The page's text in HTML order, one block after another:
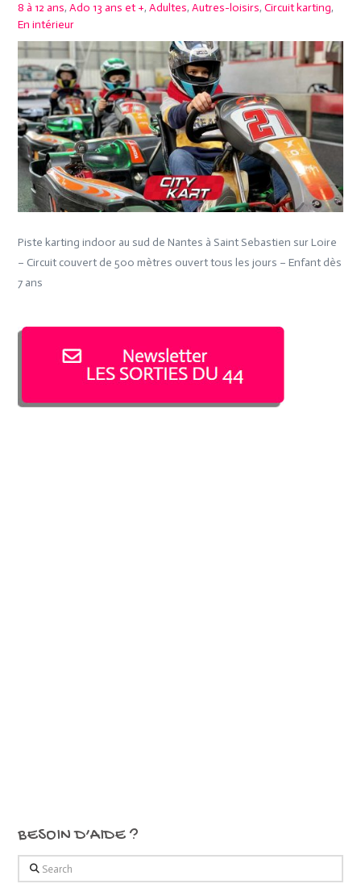
8 à 12 ans,Ado 13 ans et +,Adultes,Autres-loisirs,Circuit karting,
En intérieur
Piste karting indoor au sud de Nantes à Saint Sebastien sur Loire
– Circuit couvert de 500 mètres ouvert tous les jours – Enfant dès
7 ans
BESOIN D’AIDE ?
Search